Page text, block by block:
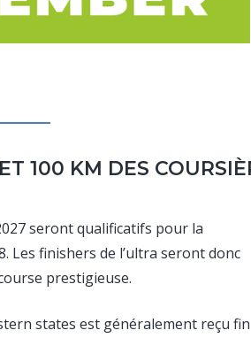
100 KM DES
seront qualificatifs pour la
Les finishers de l’ultra seront donc
prestigieuse.
states est généralement reçu fin